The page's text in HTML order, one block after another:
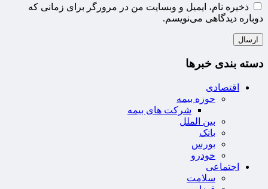
ذخیره نام، ایمیل و وبسایت من در مرورگر برای زمانی که
دوباره دیدگاهی می‌نویسم.
دسته بندی خبرها
اقتصادی
حوزه بیمه
شرکت های بیمه
بین الملل
بانک
بورس
خودرو
اجتماعی
سلامت